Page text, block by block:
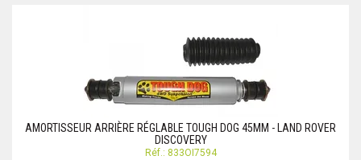
AMORTISSEUR ARRIÈRE RÉGLABLE TOUGH DOG 45MM - LAND ROVER
DISCOVERY
Réf.: 833OI7594